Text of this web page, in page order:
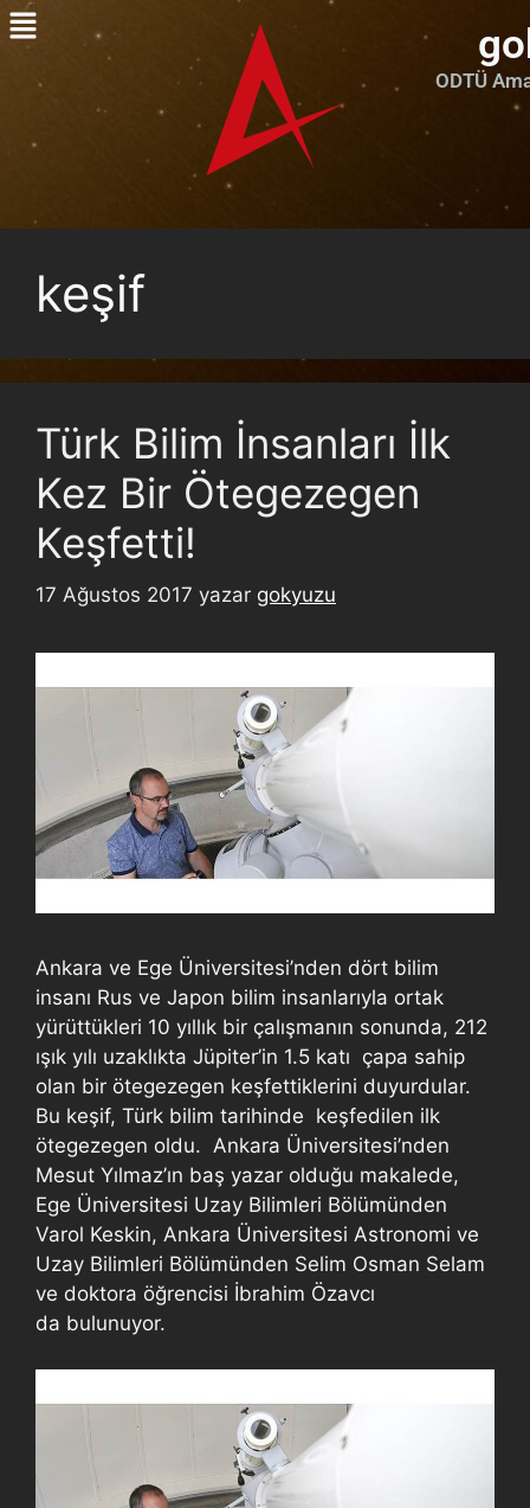
ODTÜ
keşif
Türk Bilim İnsanları İlk
Kez Bir Ötegezegen
Keşfetti!
17 Ağustos 2017 yazar gokyuzu
Ankara ve Ege Üniversitesi’nden dört bilim
insanı Rus ve Japon bilim insanlarıyla ortak
yürüttükleri 10 yıllık bir çalışmanın sonunda, 212
ışık yılı uzaklıkta Jüpiter’in 1.5 katı çapa sahip
olan bir ötegezegen keşfettiklerini duyurdular.
Bu keşif, Türk bilim tarihinde keşfedilen ilk
ötegezegen oldu. Ankara Üniversitesi’nden
Mesut Yılmaz’ın baş yazar olduğu makalede,
Ege Üniversitesi Uzay Bilimleri Bölümünden
Varol Keskin, Ankara Üniversitesi Astronomi ve
Uzay Bilimleri Bölümünden Selim Osman Selam
ve doktora öğrencisi İbrahim Özavcı
da bulunuyor.